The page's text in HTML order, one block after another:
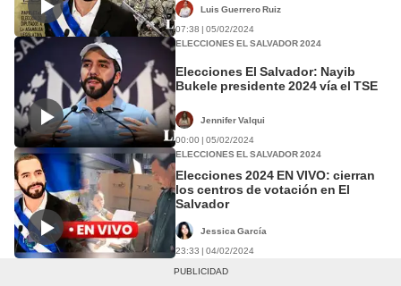
Luis Guerrero Ruiz
07:38 | 05/02/2024
ELECCIONES EL SALVADOR 2024
Elecciones El Salvador: Nayib
Bukele presidente 2024 vía el TSE
Jennifer Valqui
00:00 | 05/02/2024
ELECCIONES EL SALVADOR 2024
Elecciones 2024 EN VIVO: cierran
los centros de votación en El
Salvador
Jessica García
23:33 | 04/02/2024